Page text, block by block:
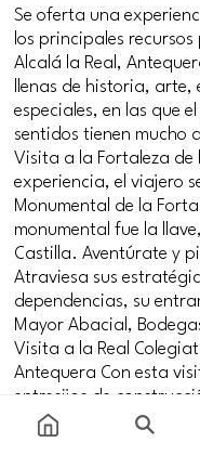
Se oferta una
los principales
Alcalá la Real,
llenas de historia, arte,
especiales, en las que
sentidos tienen mucho
Visita a la Fortaleza de
experiencia, el viajero
Monumental de la
monumental fue la
Castilla. Aventúrate y
Atraviesa sus
dependencias, su
Mayor Abacial,
Visita a la Real
Antequera Con esta
entresijos de
Renacentista
la Cátedra de